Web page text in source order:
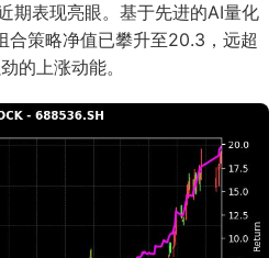
期表现亮眼。基于先进的AI量化
合策略净值已攀升至20.3，远超
的上涨动能。